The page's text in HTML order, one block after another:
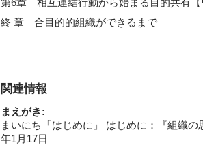
第6章 相互連結行動から始まる目的共有【
終 章 合目的的組織ができるまで
関連情報
まえがき:
まいにち「はじめに」 はじめに：『組
年1月17日